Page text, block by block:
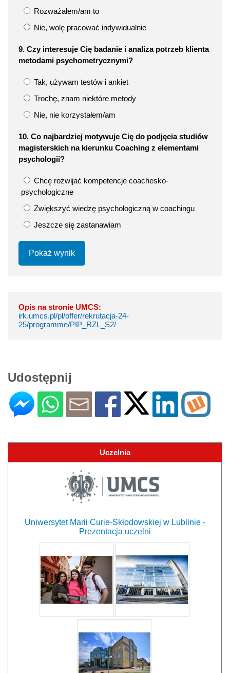
Rozważałem/am to
Nie, wolę pracować indywidualnie
9. Czy interesuje Cię badanie i analiza potrzeb klienta
metodami psychometrycznymi?
Tak, używam testów i ankiet
Trochę, znam niektóre metody
Nie, nie korzystałem/am
10. Co najbardziej motywuje Cię do podjęcia studiów
magisterskich na kierunku Coaching z elementami
psychologii?
Chcę rozwijać kompetencje coachesko-
psychologiczne
Zwiększyć wiedzę psychologiczną w coachingu
Jeszcze się zastanawiam
Pokaż wynik
Opis na stronie UMCS:
irk.umcs.pl/pl/offer/rekrutacja-24-
25/programme/PIP_RZL_S2/
Udostępnij
Uczelnia
Uniwersytet Marii Curie-Skłodowskiej w Lublinie -
Prezentacja uczelni